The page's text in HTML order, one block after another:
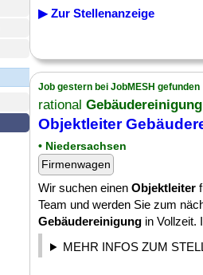
▶ Zur Stellenanzeige
Job gestern bei JobMESH gefunden
rational Gebäudereinigung
Objektleiter
• Niedersachsen
Firmenwagen
Wir suchen einen Objektleiter
Team und werden Sie zum
Gebäudereinigung in Vollzeit.
MEHR INFOS ZUM